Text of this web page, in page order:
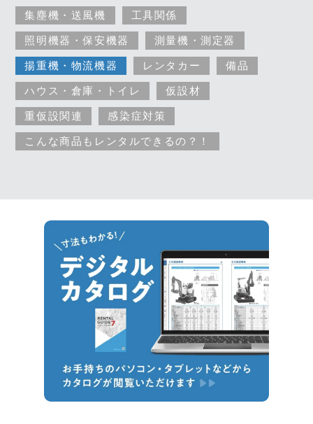
集塵機・送風機 工具関係
照明機器・保安機器 測量機・測定器
揚重機・物流機器 レンタカー 備品
ハウス・倉庫・トイレ 仮設材
重仮設関連 感染症対策
こんな商品もレンタルできるの？！